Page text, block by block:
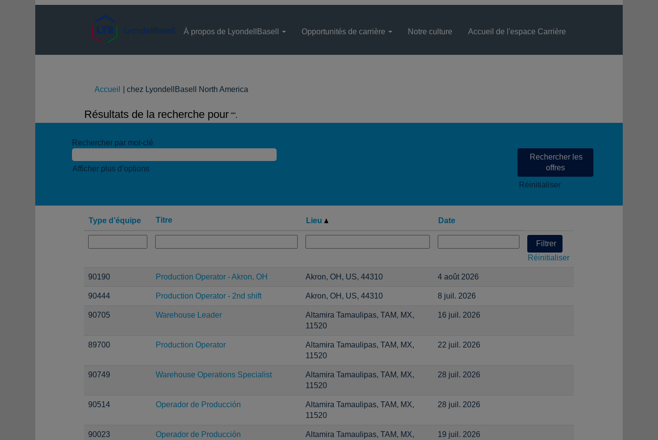
À propos de LyondellBasell Opportunités de carrière Notre culture Accueil de l'espace Carrière
Accueil chez LyondellBasell North America
Résultats de la recherche pour "".
Rechercher par mot-clé
Afficher plus d’options
Réinitialiser
Type d’équipe Titre Lieu Date
Réinitialiser
90190 Production Operator - Akron, OH Akron, OH, US, 44310 4 août 2026
90444 Production Operator - 2nd shift Akron, OH, US, 44310 8 juil. 2026
90705 Warehouse Leader
Altamira Tamaulipas, TAM, MX,
11520
16 juil. 2026
89700 Production Operator
Altamira Tamaulipas, TAM, MX,
11520
22 juil. 2026
90749 Warehouse Operations Specialist
Altamira Tamaulipas, TAM, MX,
11520
28 juil. 2026
90514 Operador de Producción
Altamira Tamaulipas, TAM, MX,
11520
28 juil. 2026
90023 Operador de Producción
Altamira Tamaulipas, TAM, MX,
19 juil. 2026